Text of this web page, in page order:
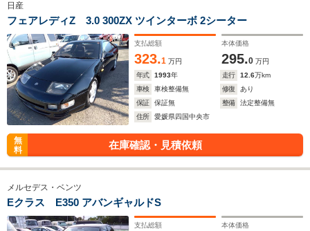
日産
フェアレディZ 3.0 300ZX ツインターボ 2シーター
支払総額
323.1 万円
本体価格
295.0 万円
年式
1993年 走行 12.6万km
車検
車検整備無 修復
あり
保証
保証無 整備
法定整備無
住所
愛媛県四国中央市
無
料
在庫確認・見積依頼
メルセデス・ベンツ
Eクラス E350 アバンギャルドS
支払総額 本体価格